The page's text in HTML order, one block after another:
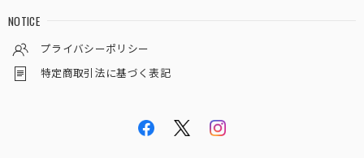
NOTICE
プライバシーポリシー
特定商取引法に基づく表記